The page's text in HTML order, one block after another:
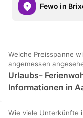
Fewo in
Welche Preisspanne
angemessen
Urlaubs-
Informationen in
Wie viele Unterkünfte